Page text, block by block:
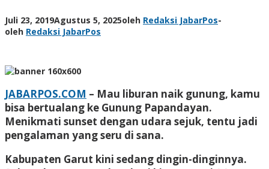
Juli 23, 2019Agustus 5, 2025oleh Redaksi JabarPos-
oleh Redaksi JabarPos
JABARPOS.COM – Mau liburan naik gunung, kamu
bisa bertualang ke Gunung Papandayan.
Menikmati sunset dengan udara sejuk, tentu jadi
pengalaman yang seru di sana.
Kabupaten Garut kini sedang dingin-dinginnya.